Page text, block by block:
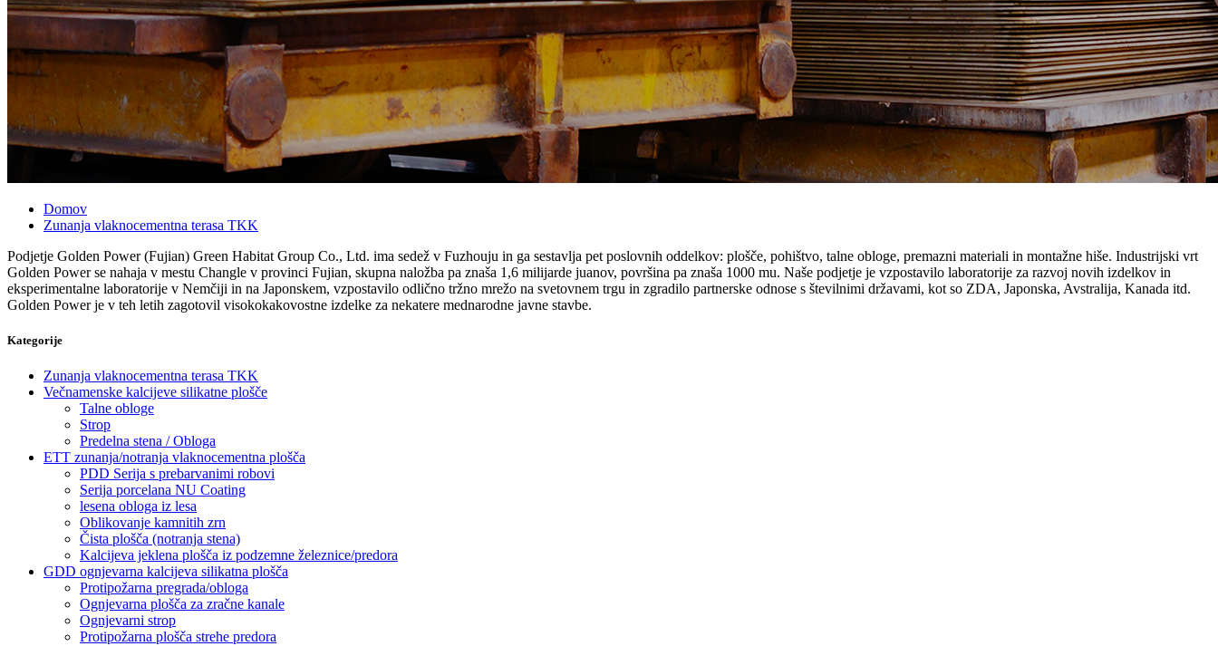
Domov
Zunanja vlaknocementna terasa TKK
Podjetje Golden Power (Fujian) Green Habitat Group Co., Ltd. ima sedež v Fuzhouju in ga sestavlja pet poslovnih oddelkov: plošče, pohištvo, talne obloge, premazni materiali in montažne hiše. Industrijski vrt
Golden Power se nahaja v mestu Changle v provinci Fujian, skupna naložba pa znaša 1,6 milijarde juanov, površina pa znaša 1000 mu. Naše podjetje je vzpostavilo laboratorije za razvoj novih izdelkov in
eksperimentalne laboratorije v Nemčiji in na Japonskem, vzpostavilo odlično tržno mrežo na svetovnem trgu in zgradilo partnerske odnose s številnimi državami, kot so ZDA, Japonska, Avstralija, Kanada itd.
Golden Power je v teh letih zagotovil visokokakovostne izdelke za nekatere mednarodne javne stavbe.
Kategorije
Zunanja vlaknocementna terasa TKK
Večnamenske kalcijeve silikatne plošče
Talne obloge
Strop
Predelna stena / Obloga
ETT zunanja/notranja vlaknocementna plošča
PDD Serija s prebarvanimi robovi
Serija porcelana NU Coating
lesena obloga iz lesa
Oblikovanje kamnitih zrn
Čista plošča (notranja stena)
Kalcijeva jeklena plošča iz podzemne železnice/predora
GDD ognjevarna kalcijeva silikatna plošča
Protipožarna pregrada/obloga
Ognjevarna plošča za zračne kanale
Ognjevarni strop
Protipožarna plošča strehe predora